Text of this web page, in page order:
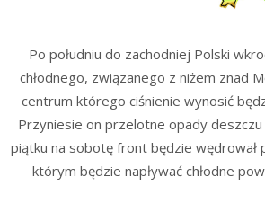
Po południu do zachodniej Polski
chłodnego, związanego z niżem znad
centrum którego ciśnienie wynosić
Przyniesie on przelotne opady
piątku na sobotę front będzie wędrował
którym będzie napływać chłodne